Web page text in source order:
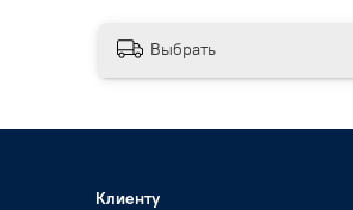
Выбрать
Клиенту